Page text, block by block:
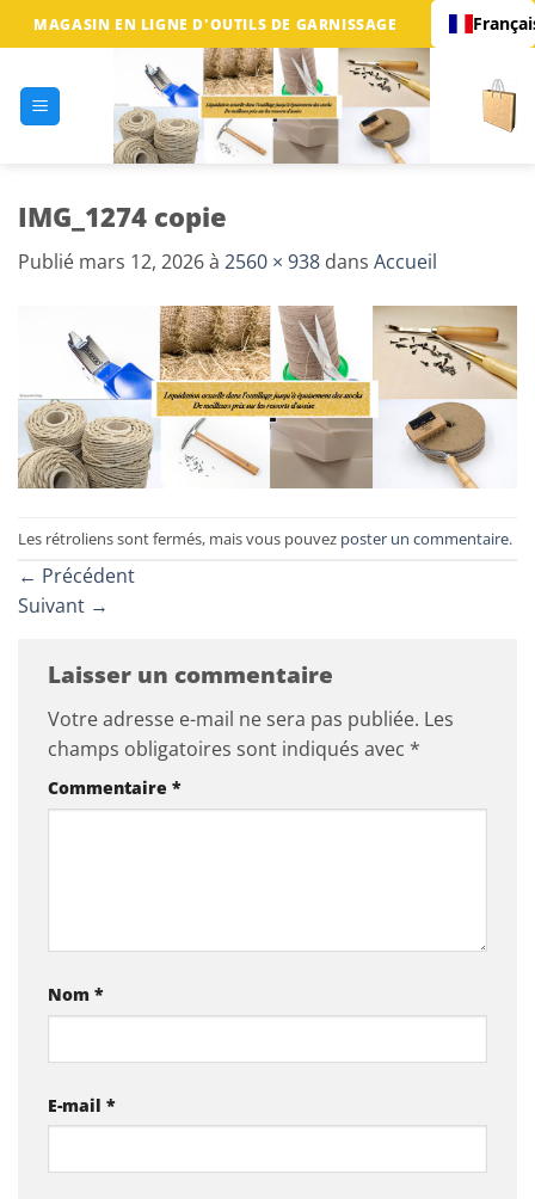
Passer
au
MAGASIN EN LIGNE D'OUTILS DE GARNISSAGE
IMG_1274 copie
Publié mars 12, 2026à 2560 × 938 dans Accueil
Les rétroliens sont fermés, mais vous pouvez poster un commentaire.
← Précédent
Suivant →
Laisser un commentaire
Votre adresse e-mail ne sera pas publiée. Les
champs obligatoires sont indiqués avec *
Commentaire *
Nom *
E-mail *